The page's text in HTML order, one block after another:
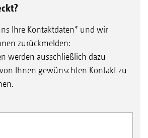
Ihre Kontaktdaten* und wir
zurückmelden:
werden ausschließlich dazu
Ihnen gewünschten Kontakt zu